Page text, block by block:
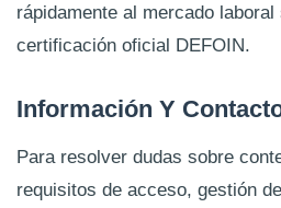
rápidamente al mercado
certificación oficial DEFOIN.
Información Y
Para resolver dudas sobre
requisitos de acceso, gestión